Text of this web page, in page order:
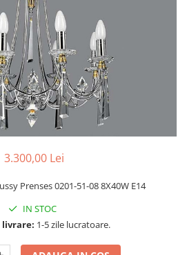
&
3.300,00 Lei
Prenses 0201-51-08 8X40W E14
IN STOC
livrare: 1-5 zile lucratoare.